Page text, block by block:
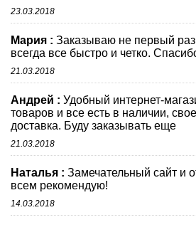
23.03.2018
Мария : Заказываю не первый
всегда все быстро и четко.
21.03.2018
Андрей : Удобный интернет-
товаров и все есть в наличии,
доставка. Буду заказывать еще
21.03.2018
Наталья : Замечательный сайт и
всем рекомендую!
14.03.2018